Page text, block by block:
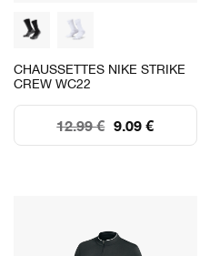
CHAUSSETTES NIKE STRIKE
CREW WC22
9.09 €
12.99 €